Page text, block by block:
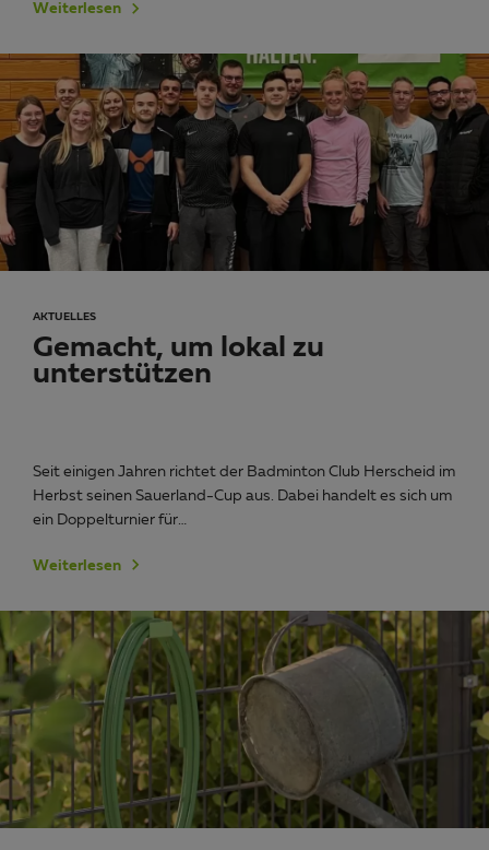
Weiterlesen
AKTUELLES
Gemacht, um lokal zu
unterstützen
Seit einigen Jahren richtet der Badminton Club Herscheid im
Herbst seinen Sauerland-Cup aus. Dabei handelt es sich um
ein Doppelturnier für…
Weiterlesen